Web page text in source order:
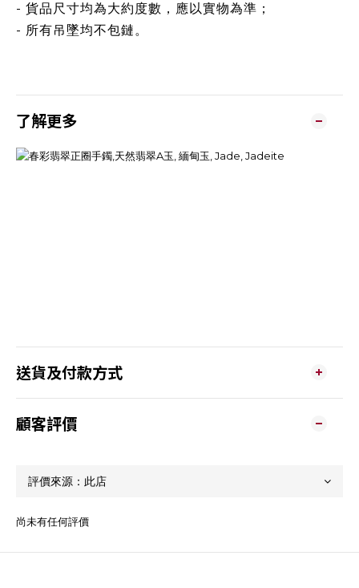
- 貨品尺寸均為大約度數，應以實物為準；
- 所有吊墜均不包鏈。
了解更多
送貨及付款方式
顧客評價
尚未有任何評價